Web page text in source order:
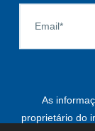
As
proprietário do